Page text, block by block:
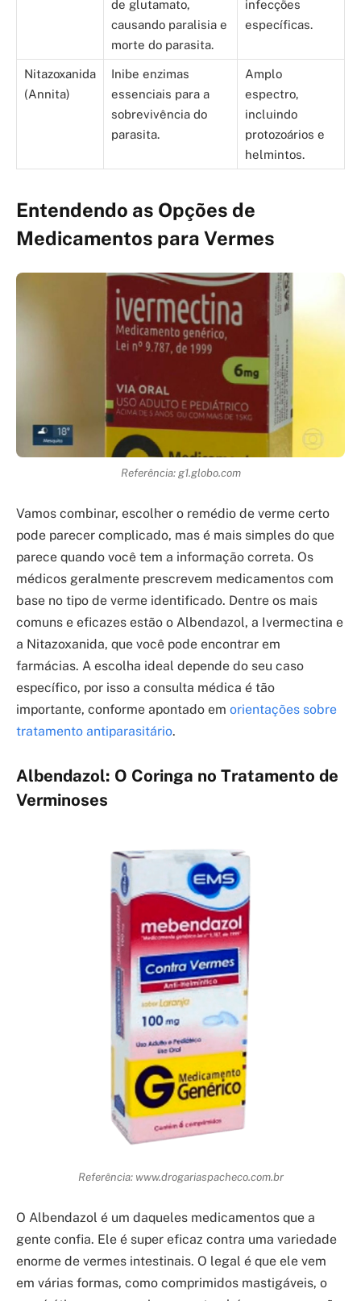
de glutamato,
causando paralisia e
morte do parasita.
infecções
específicas.
Nitazoxanida
(Annita)
Inibe enzimas
essenciais para a
sobrevivência do
parasita.
Amplo
espectro,
incluindo
protozoários e
helmintos.
Entendendo as Opções de
Medicamentos para Vermes
Referência: g1.globo.com
Vamos combinar, escolher o remédio de verme certo
pode parecer complicado, mas é mais simples do que
parece quando você tem a informação correta. Os
médicos geralmente prescrevem medicamentos com
base no tipo de verme identificado. Dentre os mais
comuns e eficazes estão o Albendazol, a Ivermectina e
a Nitazoxanida, que você pode encontrar em
farmácias. A escolha ideal depende do seu caso
específico, por isso a consulta médica é tão
importante, conforme apontado em orientações sobre
tratamento antiparasitário.
Albendazol: O Coringa no Tratamento de
Verminoses
Referência: www.drogariaspacheco.com.br
O Albendazol é um daqueles medicamentos que a
gente confia. Ele é super eficaz contra uma variedade
enorme de vermes intestinais. O legal é que ele vem
em várias formas, como comprimidos mastigáveis, o